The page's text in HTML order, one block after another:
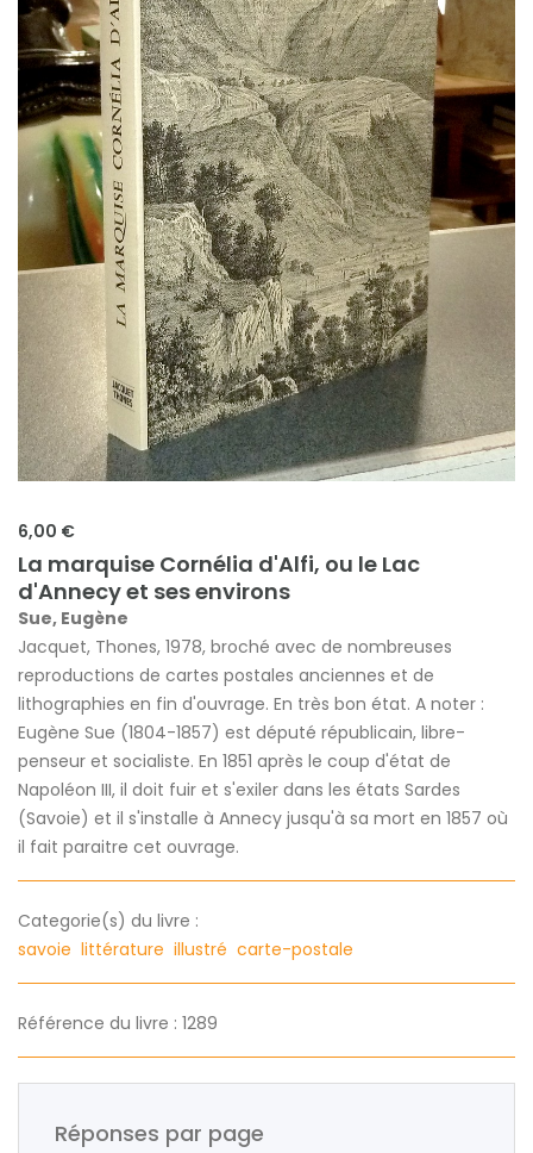
6,00 €
La marquise Cornélia d'Alfi, ou le Lac
d'Annecy et ses environs
Sue, Eugène
Jacquet, Thones, 1978, broché avec de nombreuses
reproductions de cartes postales anciennes et de
lithographies en fin d'ouvrage. En très bon état. A noter :
Eugène Sue (1804-1857) est député républicain, libre-
penseur et socialiste. En 1851 après le coup d'état de
Napoléon III, il doit fuir et s'exiler dans les états Sardes
(Savoie) et il s'installe à Annecy jusqu'à sa mort en 1857 où
il fait paraitre cet ouvrage.
Categorie(s) du livre :
savoie littérature illustré carte-postale
Référence du livre : 1289
Réponses par page